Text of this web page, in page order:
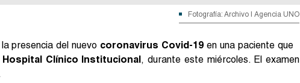
Fotografía: Archivo | Agencia UNO
presencia del nuevo coronavirus Covid-19 en una paciente que
Hospital Clínico Institucional, durante este miércoles. El examen